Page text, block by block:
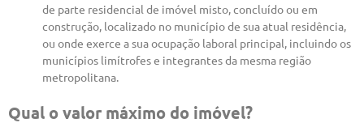
de parte residencial de imóvel misto, concluído ou em
construção, localizado no município de sua atual residência,
ou onde exerce a sua ocupação laboral principal, incluindo os
municípios limítrofes e integrantes da mesma região
metropolitana.
Qual o valor máximo do imóvel?